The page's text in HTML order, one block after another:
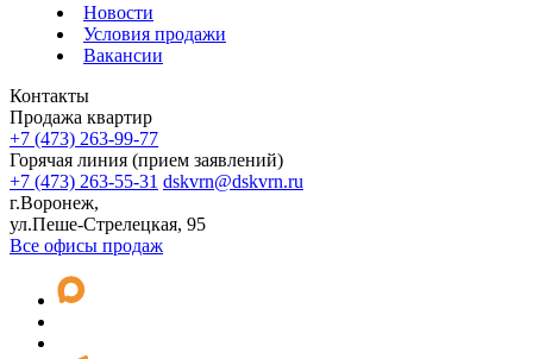
Новости
Условия продажи
Вакансии
Контакты
Продажа квартир
+7 (473) 263-99-77
Горячая линия (прием заявлений)
+7 (473) 263-55-31 dskvrn@dskvrn.ru
г.Воронеж,
ул.Пеше-Стрелецкая, 95
Все офисы продаж